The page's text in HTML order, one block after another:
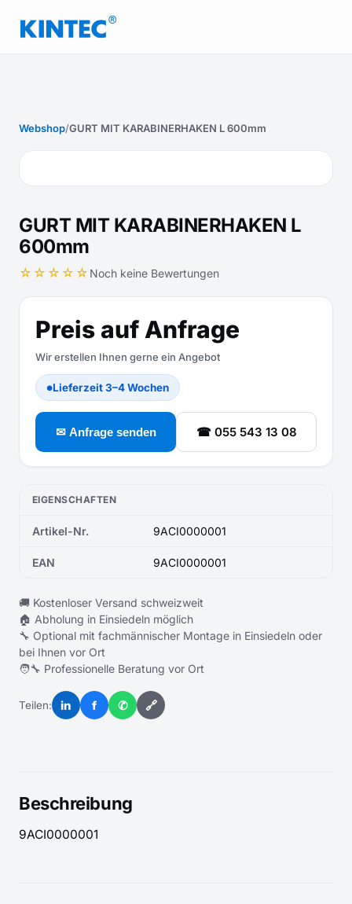
Webshop/GURT MIT KARABINERHAKEN L 600mm
GURT MIT KARABINERHAKEN L
600mm
☆☆☆☆☆ Noch keine Bewertungen
Preis auf Anfrage
Wir erstellen Ihnen gerne ein Angebot
●Lieferzeit 3–4 Wochen
✉ Anfrage senden ☎ 055 543 13 08
EIGENSCHAFTEN
Artikel-Nr. 9ACI0000001
EAN 9ACI0000001
🚚 Kostenloser Versand schweizweit
🏠 Abholung in Einsiedeln möglich
🔧 Optional mit fachmännischer Montage in Einsiedeln oder
bei Ihnen vor Ort
🧑‍🔧 Professionelle Beratung vor Ort
Teilen: in f ✆ 🔗
Beschreibung
9ACI0000001